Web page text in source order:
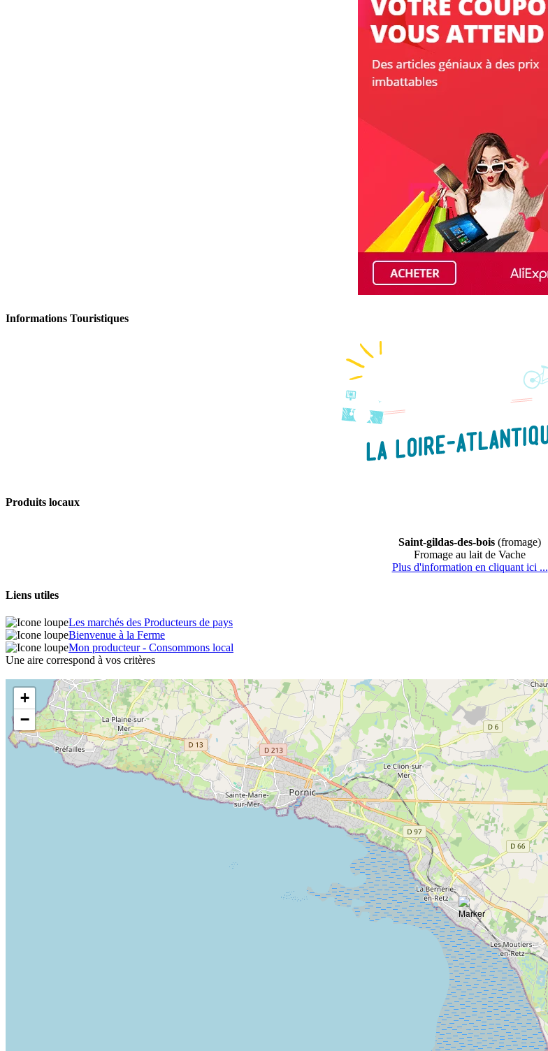
Informations Touristiques
Produits locaux
Saint-gildas-des-bois (fromage)
Fromage au lait de Vache
Plus d'information en cliquant ici ...
Liens utiles
Les marchés des Producteurs de pays
Bienvenue à la Ferme
Mon producteur - Consommons local
Une aire correspond à vos critères
+
−